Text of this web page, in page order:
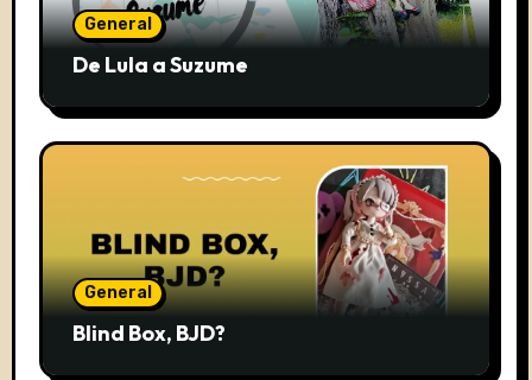
General
De Lula a Suzume
General
Blind Box, BJD?